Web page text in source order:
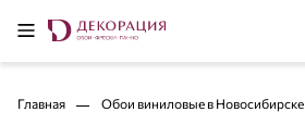
Главная Обои виниловые в Новосибирске